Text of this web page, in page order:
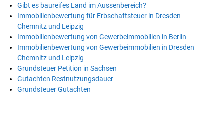
Gibt es baureifes Land im Aussenbereich?
Immobilienbewertung für Erbschaftsteuer in Dresden
Chemnitz und Leipzig
Immobilienbewertung von Gewerbeimmobilien in Berlin
Immobilienbewertung von Gewerbeimmobilien in Dresden
Chemnitz und Leipzig
Grundsteuer Petition in Sachsen
Gutachten Restnutzungsdauer
Grundsteuer Gutachten